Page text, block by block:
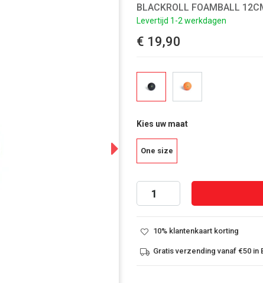
BLACKROLL FOAMBALL
Levertijd 1-2 werkdagen
€ 19,90
Kies uw maat
One size
10% klantenkaart korting
Gratis verzending vanaf €50 in